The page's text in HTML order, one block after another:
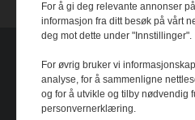
For å gi deg relevante annonser
informasjon fra ditt besøk på vårt
deg mot dette under "Innstillinger".
For øvrig bruker vi
analyse, for å sammenligne
og for å utvikle og tilby nødvendig
personvernerklæring.